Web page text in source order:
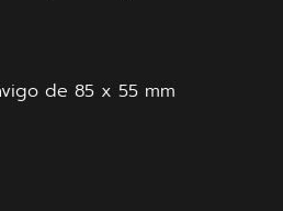
de 85 x 55 mm